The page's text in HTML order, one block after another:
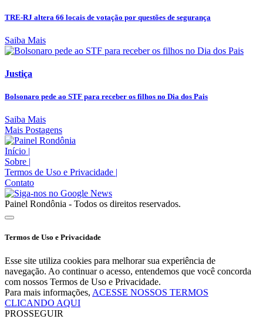
TRE-RJ altera 66 locais de votação por questões de segurança
Saiba Mais
Justiça
Bolsonaro pede ao STF para receber os filhos no Dia dos Pais
Saiba Mais
Mais Postagens
Início |
Sobre |
Termos de Uso e Privacidade |
Contato
Painel Rondônia - Todos os direitos reservados.
Termos de Uso e Privacidade
Esse site utiliza cookies para melhorar sua experiência de
navegação. Ao continuar o acesso, entendemos que você concorda
com nossos Termos de Uso e Privacidade.
Para mais informações, ACESSE NOSSOS TERMOS
CLICANDO AQUI
PROSSEGUIR